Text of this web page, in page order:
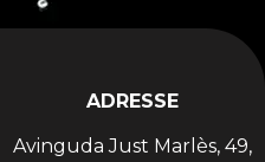
comme « Edony »
propulsé vers la gloire,
ADRESSE
Avinguda Just Marlès, 49,